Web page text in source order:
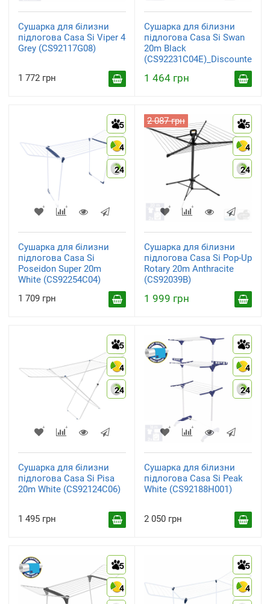
Сушарка для білизни
підлогова Casa Si Viper 4
Grey (CS92117G08)
1 772 грн
Сушарка для білизни
підлогова Casa Si Swan
20m Black
(CS92231C04E)_Discounted
1 464 грн
5
4
24
Сушарка для білизни
підлогова Casa Si
Poseidon Super 20m
White (CS92254C04)
1 709 грн
5
4
24
2 087 грн
Сушарка для білизни
підлогова Casa Si Pop-Up
Rotary 20m Anthracite
(CS92039B)
1 999 грн
5
4
24
Сушарка для білизни
підлогова Casa Si Pisa
20m White (CS92124C06)
1 495 грн
5
4
24
Сушарка для білизни
підлогова Casa Si Peak
White (CS92188H001)
2 050 грн
5
4
5
4